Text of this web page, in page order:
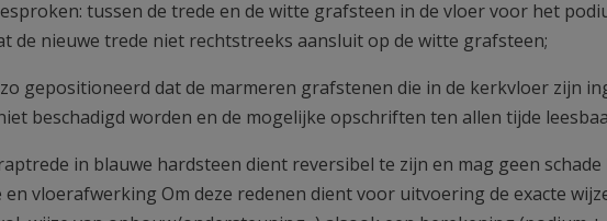
tussen de trede en de witte grafsteen in de vloer voor het
de nieuwe trede niet rechtstreeks aansluit op de witte grafsteen;
gepositioneerd dat de marmeren grafstenen die in de kerkvloer zijn
beschadigd worden en de mogelijke opschriften ten allen tijde
in blauwe hardsteen dient reversibel te zijn en mag geen
vloerafwerking Om deze redenen dient voor uitvoering de exacte